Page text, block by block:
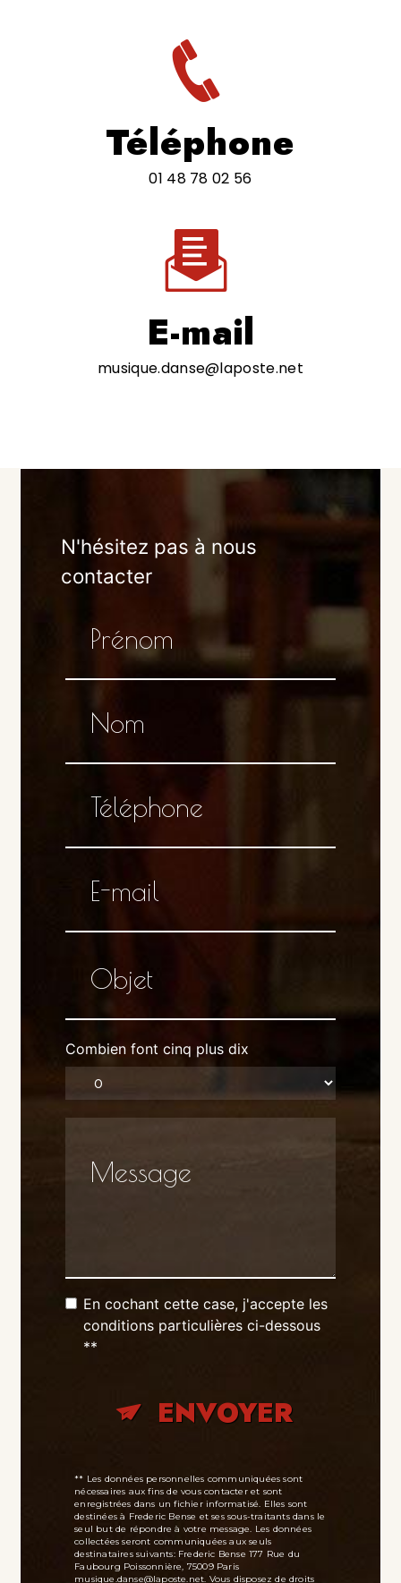
Téléphone
01 48 78 02 56
E-mail
musique.danse@laposte.net
N'hésitez pas à nous
contacter
Combien font cinq plus dix
En cochant cette case, j'accepte les
conditions particulières ci-dessous
**
ENVOYER
** Les données personnelles communiquées sont
nécessaires aux fins de vous contacter et sont
enregistrées dans un fichier informatisé. Elles sont
destinées à Frederic Bense et ses sous-traitants dans le
seul but de répondre à votre message. Les données
collectées seront communiquées aux seuls
destinataires suivants: Frederic Bense 177 Rue du
Faubourg Poissonnière, 75009 Paris
musique.danse@laposte.net. Vous disposez de droits